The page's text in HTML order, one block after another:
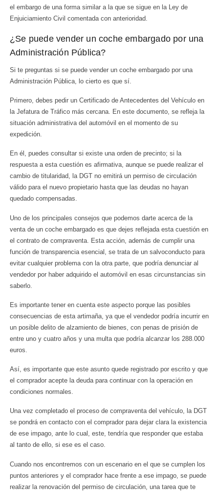
el embargo de una forma similar a la que se sigue en la Ley de
Enjuiciamiento Civil comentada con anterioridad.
¿Se puede vender un coche embargado por una
Administración Pública?
Si te preguntas si se puede vender un coche embargado por una
Administración Pública, lo cierto es que sí.
Primero, debes pedir un Certificado de Antecedentes del Vehículo en
la Jefatura de Tráfico más cercana. En este documento, se refleja la
situación administrativa del automóvil en el momento de su
expedición.
En él, puedes consultar si existe una orden de precinto; si la
respuesta a esta cuestión es afirmativa, aunque se puede realizar el
cambio de titularidad, la DGT no emitirá un permiso de circulación
válido para el nuevo propietario hasta que las deudas no hayan
quedado compensadas.
Uno de los principales consejos que podemos darte acerca de la
venta de un coche embargado es que dejes reflejada esta cuestión en
el contrato de compraventa. Esta acción, además de cumplir una
función de transparencia esencial, se trata de un salvoconducto para
evitar cualquier problema con la otra parte, que podría denunciar al
vendedor por haber adquirido el automóvil en esas circunstancias sin
saberlo.
Es importante tener en cuenta este aspecto porque las posibles
consecuencias de esta artimaña, ya que el vendedor podría incurrir en
un posible delito de alzamiento de bienes, con penas de prisión de
entre uno y cuatro años y una multa que podría alcanzar los 288.000
euros.
Así, es importante que este asunto quede registrado por escrito y que
el comprador acepte la deuda para continuar con la operación en
condiciones normales.
Una vez completado el proceso de compraventa del vehículo, la DGT
se pondrá en contacto con el comprador para dejar clara la existencia
de ese impago, ante lo cual, este, tendría que responder que estaba
al tanto de ello, si ese es el caso.
Cuando nos encontremos con un escenario en el que se cumplen los
puntos anteriores y el comprador hace frente a ese impago, se puede
realizar la renovación del permiso de circulación, una tarea que te